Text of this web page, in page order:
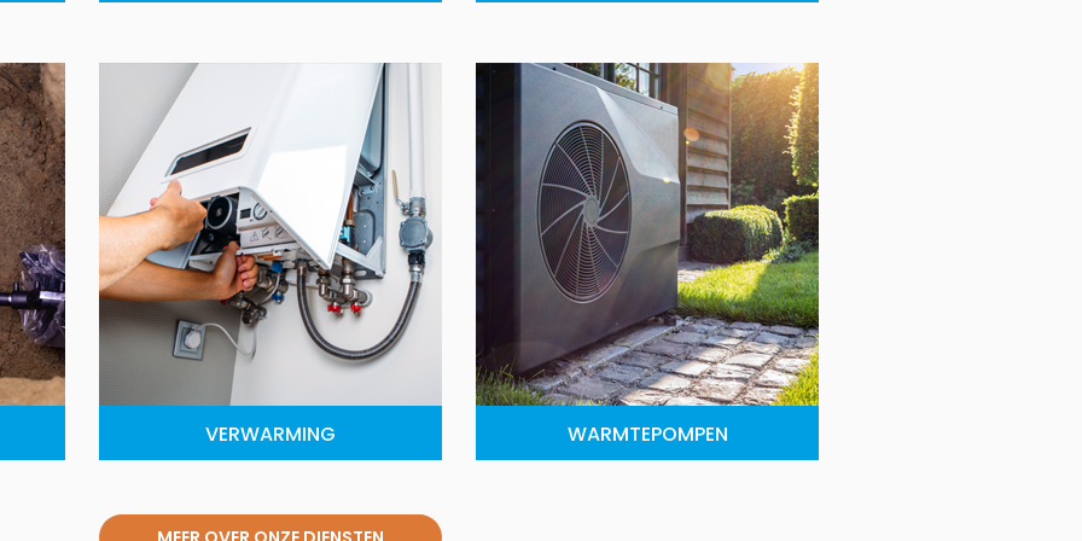
VERWARMING WARMTEPOMPEN